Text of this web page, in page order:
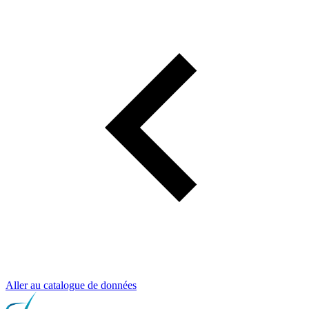
Aller au catalogue de données